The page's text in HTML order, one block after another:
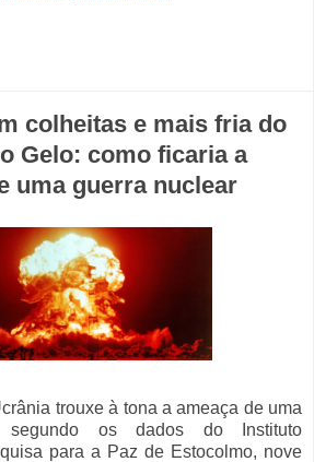
colheitas e mais fria do
Gelo: como ficaria a
uma guerra nuclear
trouxe à tona a ameaça de uma
os dados do Instituto
para a Paz de Estocolmo, nove